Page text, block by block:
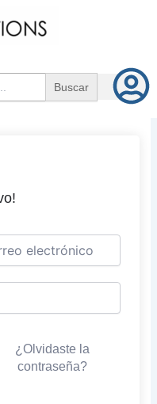
¿Olvidaste la
contraseña?